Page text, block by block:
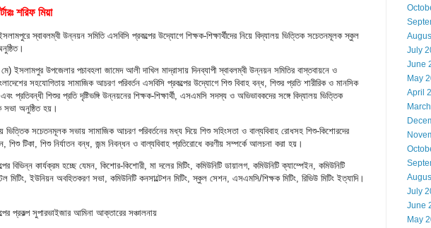
শরিফ মিয়া
স্বাবলম্বী উন্নয়ন সমিতি এসবিসি প্রকল্পের উদ্যোগে শিক্ষক-শিক্ষার্থীদের নিয়ে বিদ্যালয় ভিত্তিক সচেতনমূলক স্কুল
ইসলামপুর উপজেলার পচাবহলা জামেদ আলী দাখিল মাদ্রাসায় দিনব্যাপী স্বাবলম্বী উন্নয়ন সমিতির বাস্তবায়নে ও
সহযোগিতায় সামাজিক আচরণ পরিবর্তন এসবিসি প্রকল্পের উদ্যোগে শিশু বিবাহ বন্ধ, শিশুর প্রতি শারীরিক ও মানসিক
প্রতিবন্ধী শিশুর প্রতি দৃষ্টিভঙ্গি উন্নয়নের শিক্ষক-শিক্ষার্থী, এসএমসি সদস্য ও অভিভাবকদের সঙ্গে বিদ্যালয় ভিত্তিক
অনুষ্ঠিত হয়।
ভিত্তিক সচেতনমূলক সভায় সামাজিক আচরণ পরিবর্তনের মধ্য দিয়ে শিশু সহিংসতা ও বাল্যবিবাহ রোধসহ শিশু-কিশোরদের
শিশু টিকা, শিশু নির্যাতন বন্ধ, জন্ম নিবন্ধন ও বাল্যবিবাহ প্রতিরোধে করণীয় সম্পর্কে আলচনা করা হয়।
বিভিন্ন কার্যক্রম হচ্ছে যেমন, কিশোর-কিশোরী, মা দলের মিটিং, কমিউনিটি ডায়ালগ, কমিউনিটি ক্যাম্পেইন, কমিউনিটি
মিটিং, ইউনিয়ন অবহিতকরণ সভা, কমিউনিটি কনসাল্টেশন মিটিং, স্কুল সেশন, এসএমসি/শিক্ষক মিটিং, রিভিউ মিটিং ইত্যাদি।
প্রকল্প সুপারভাইজার আমিনা আক্তারের সঞ্চালনায়
July
June
May
April
July
June
May